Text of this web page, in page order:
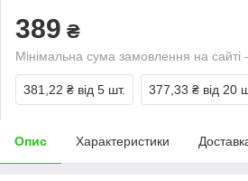
389 ₴
Мінімальна сума замовлення на
381,22 ₴ від 5 шт. 377,33 ₴ від 20
Опис Характеристики